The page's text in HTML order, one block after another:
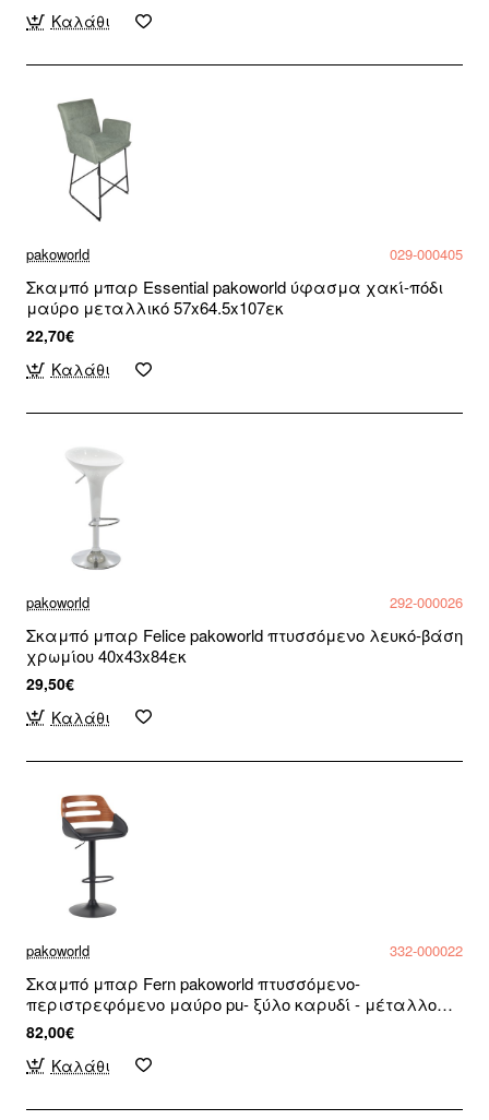
Καλάθι
pakoworld 029-000405
Σκαμπό μπαρ Essential pakoworld ύφασμα χακί-πόδι
μαύρο μεταλλικό 57x64.5x107εκ
22,70€
Καλάθι
pakoworld 292-000026
Σκαμπό μπαρ Felice pakoworld πτυσσόμενο λευκό-βάση
χρωμίου 40x43x84εκ
29,50€
Καλάθι
pakoworld 332-000022
Σκαμπό μπαρ Fern pakoworld πτυσσόμενο-
περιστρεφόμενο μαύρο pu- ξύλο καρυδί - μέταλλο
μαύρο 52x48.5x87.5-110.5εκ
82,00€
Καλάθι